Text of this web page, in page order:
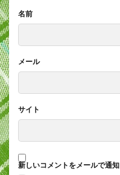
名前
メール
サイト
新しいコメントをメールで通知